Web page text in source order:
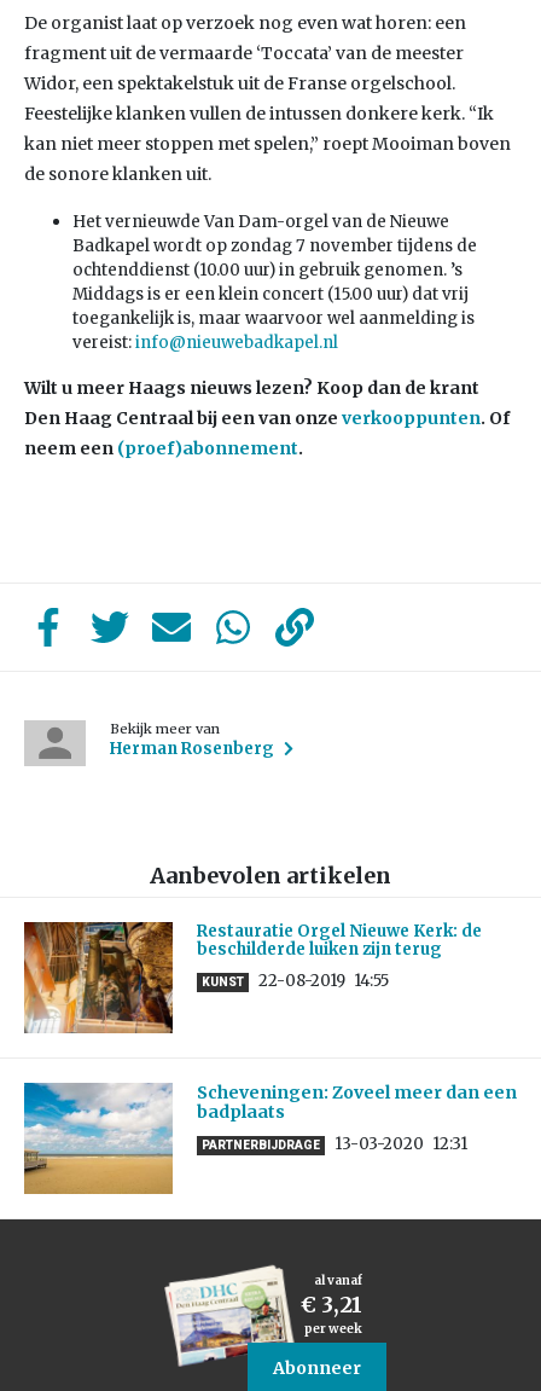
De organist laat op verzoek nog even wat horen: een
fragment uit de vermaarde ‘Toccata’ van de meester
Widor, een spektakelstuk uit de Franse orgelschool.
Feestelijke klanken vullen de intussen donkere kerk. “Ik
kan niet meer stoppen met spelen,” roept Mooiman boven
de sonore klanken uit.
Het vernieuwde Van Dam-orgel van de Nieuwe
Badkapel wordt op zondag 7 november tijdens de
ochtenddienst (10.00 uur) in gebruik genomen. ’s
Middags is er een klein concert (15.00 uur) dat vrij
toegankelijk is, maar waarvoor wel aanmelding is
vereist:info@nieuwebadkapel.nl
Wilt u meer Haags nieuws lezen? Koop dan de krant
Den Haag Centraal bij een van onze verkooppunten. Of
neem een (proef)abonnement.
Bekijk meer van
Herman Rosenberg
Aanbevolen artikelen
Restauratie Orgel Nieuwe Kerk: de
beschilderde luiken zijn terug
KUNST 22-08-2019 14:55
Scheveningen: Zoveel meer dan een
badplaats
PARTNERBIJDRAGE 13-03-2020 12:31
al vanaf
€ 3,21
per week
Abonneer